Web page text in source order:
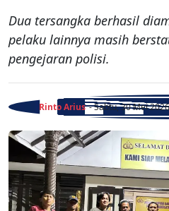
Dua tersangka berhasil
pelaku lainnya masih
pengejaran polisi.
Rinto Arius - Sabtu, 30 Mei